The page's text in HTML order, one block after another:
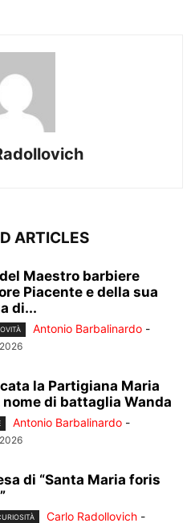
ARTICLES
Maestro barbiere
Piacente e della sua
di...
Antonio Barbalinardo -
la Partigiana Maria
nome di battaglia Wanda
Antonio Barbalinardo -
di “Santa Maria foris
Carlo Radollovich -